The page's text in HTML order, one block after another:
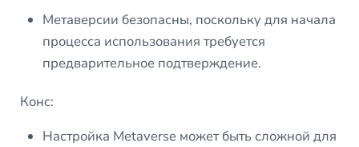
Метаверсии безопасны, поскольку для начала
процесса использования требуется
предварительное подтверждение.
Конс:
Настройка Metaverse может быть сложной для